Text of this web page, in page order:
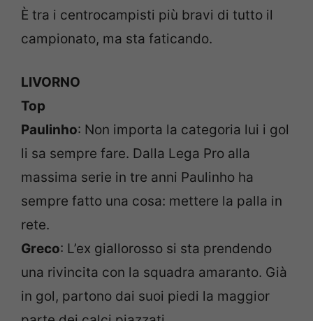
È tra i centrocampisti più bravi di tutto il
campionato, ma sta faticando.
LIVORNO
Top
Paulinho: Non importa la categoria lui i gol
li sa sempre fare. Dalla Lega Pro alla
massima serie in tre anni Paulinho ha
sempre fatto una cosa: mettere la palla in
rete.
Greco: L’ex giallorosso si sta prendendo
una rivincita con la squadra amaranto. Già
in gol, partono dai suoi piedi la maggior